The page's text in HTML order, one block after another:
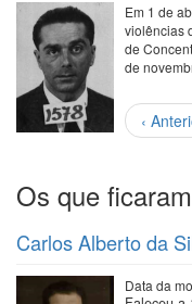
Em 1 de
violências
de
de
Paginação
Página
anterior
‹
Os que
Carlos Alberto da
Data da